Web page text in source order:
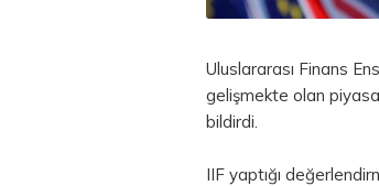
Uluslararası Finans
gelişmekte olan
bildirdi.
IIF yaptığı